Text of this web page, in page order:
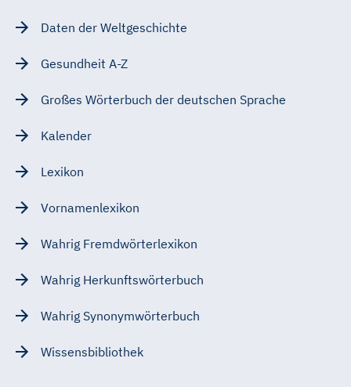
Daten der Weltgeschichte
Gesundheit A-Z
Großes Wörterbuch der deutschen Sprache
Kalender
Lexikon
Vornamenlexikon
Wahrig Fremdwörterlexikon
Wahrig Herkunftswörterbuch
Wahrig Synonymwörterbuch
Wissensbibliothek